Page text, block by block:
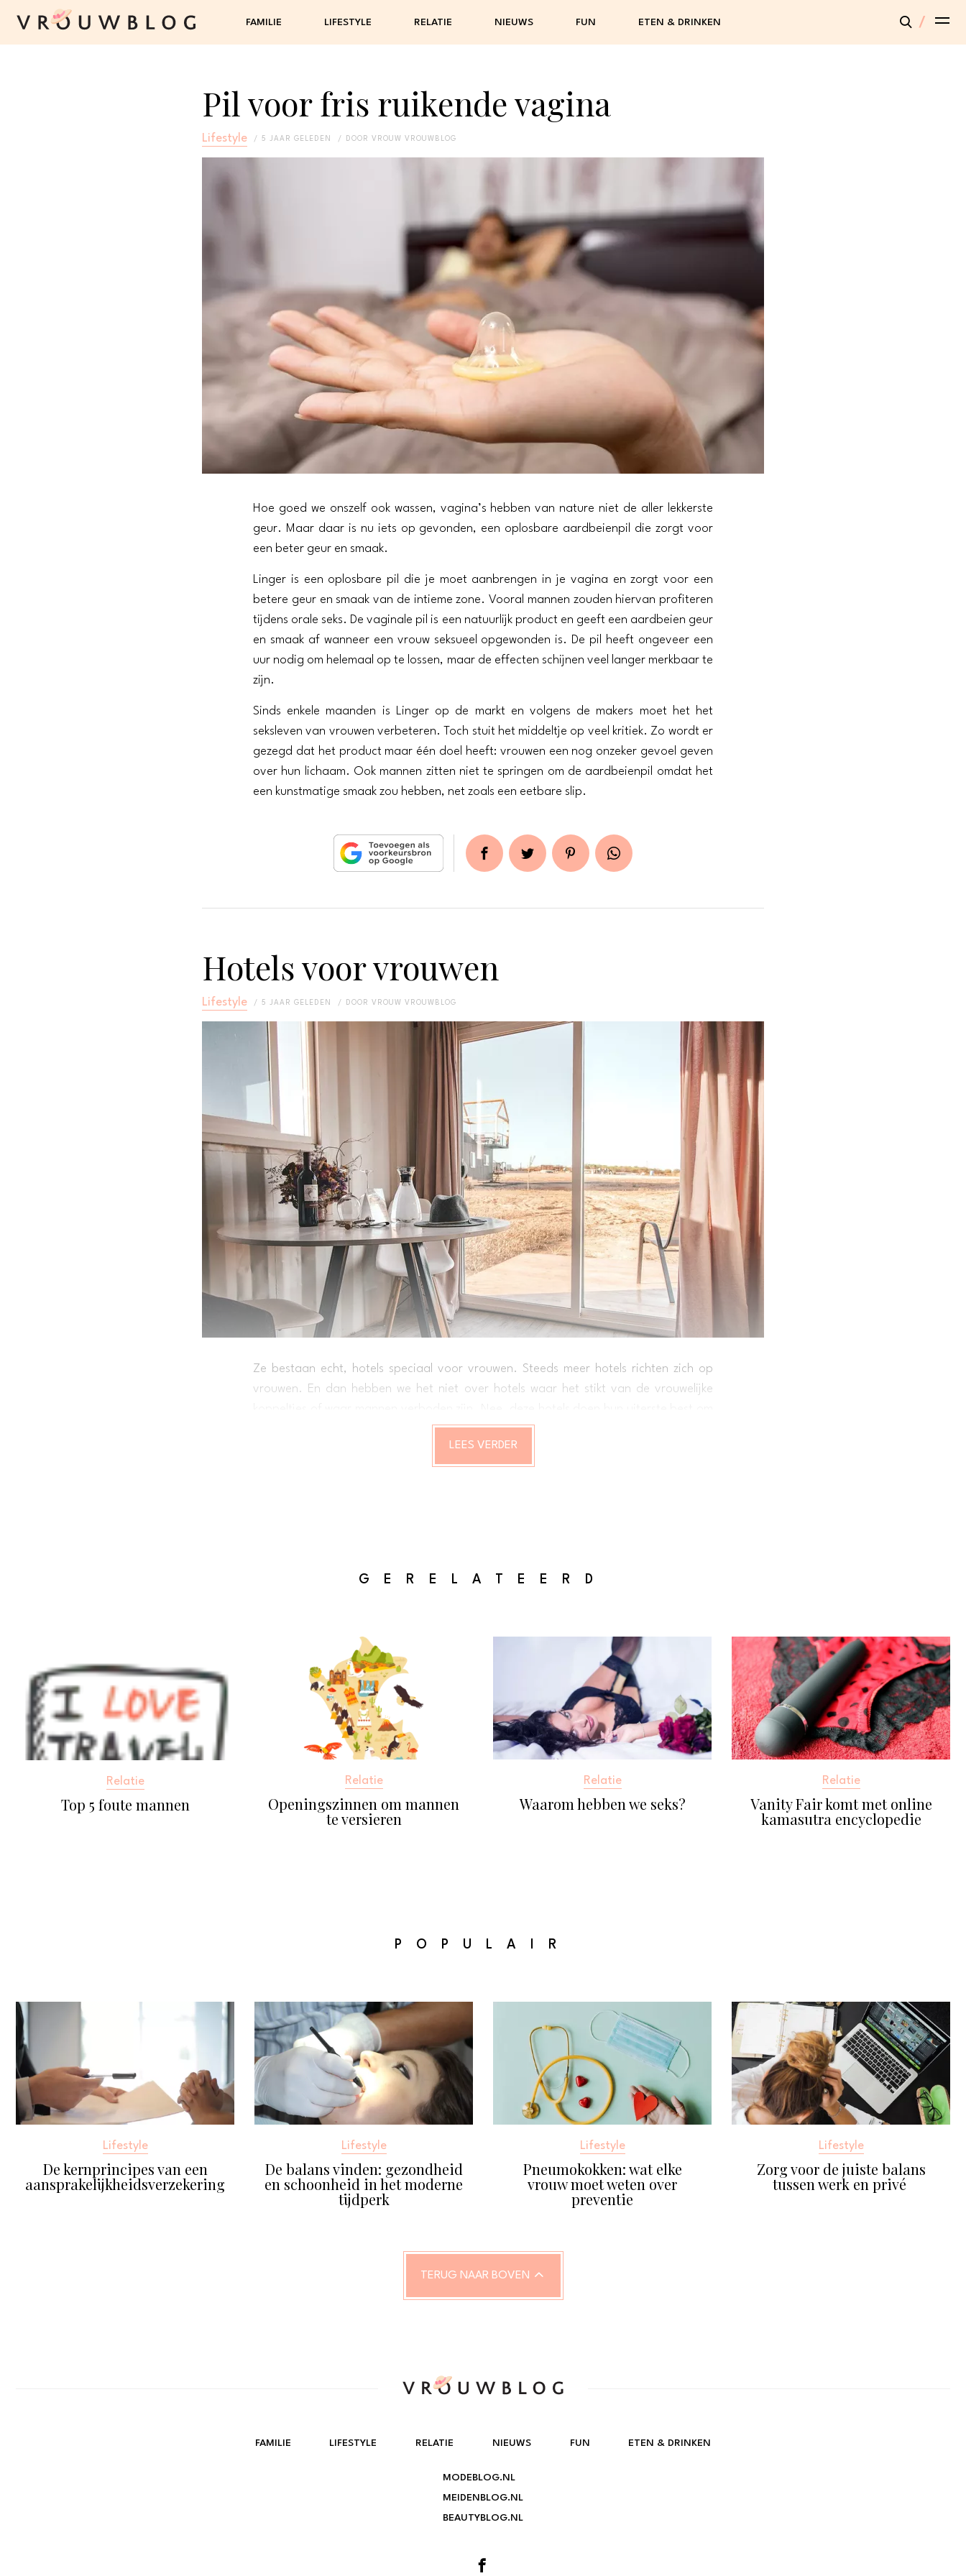
FAMILIE LIFESTYLE RELATIE NIEUWS FUN ETEN & DRINKEN
Pil voor fris ruikende vagina
Lifestyle 5 JAAR GELEDEN DOOR VROUW VROUWBLOG
Hoe goed we onszelf ook wassen, vagina’s hebben van nature niet de aller lekkerste
geur. Maar daar is nu iets op gevonden, een oplosbare aardbeienpil die zorgt voor
een beter geur en smaak.
Linger is een oplosbare pil die je moet aanbrengen in je vagina en zorgt voor een
betere geur en smaak van de intieme zone. Vooral mannen zouden hiervan profiteren
tijdens orale seks. De vaginale pil is een natuurlijk product en geeft een aardbeien geur
en smaak af wanneer een vrouw seksueel opgewonden is. De pil heeft ongeveer een
uur nodig om helemaal op te lossen, maar de effecten schijnen veel langer merkbaar te
zijn.
Sinds enkele maanden is Linger op de markt en volgens de makers moet het het
seksleven van vrouwen verbeteren. Toch stuit het middeltje op veel kritiek. Zo wordt er
gezegd dat het product maar één doel heeft: vrouwen een nog onzeker gevoel geven
over hun lichaam. Ook mannen zitten niet te springen om de aardbeienpil omdat het
een kunstmatige smaak zou hebben, net zoals een eetbare slip.
Hotels voor vrouwen
Lifestyle 5 JAAR GELEDEN DOOR VROUW VROUWBLOG
Ze bestaan echt, hotels speciaal voor vrouwen. Steeds meer hotels richten zich op
vrouwen. En dan hebben we het niet over hotels waar het stikt van de vrouwelijke
het verblijf voor vrouwen zo aangenaam mogelijk te maken.
LEES VERDER
GERELATEERD
Relatie
Top 5 foute mannen
Relatie
Openingszinnen om mannen
te versieren
Relatie
Waarom hebben we seks?
Relatie
Vanity Fair komt met online
kamasutra encyclopedie
POPULAIR
Lifestyle
De kernprincipes van een
aansprakelijkheidsverzekering
Lifestyle
De balans vinden: gezondheid
en schoonheid in het moderne
tijdperk
Lifestyle
Pneumokokken: wat elke
vrouw moet weten over
preventie
Lifestyle
Zorg voor de juiste balans
tussen werk en privé
TERUG NAAR BOVEN
FAMILIE LIFESTYLE RELATIE NIEUWS FUN ETEN & DRINKEN
MODEBLOG.NL
MEIDENBLOG.NL
BEAUTYBLOG.NL